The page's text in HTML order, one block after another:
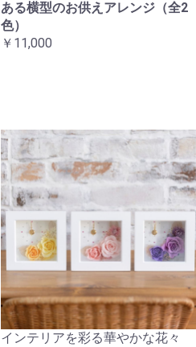
ある横型のお供えアレンジ（全2
色）
￥11,000
インテリアを彩る華やかな花々